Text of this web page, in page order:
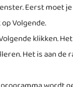
Eerst moet
Volgende.
klikken.
Het is aan